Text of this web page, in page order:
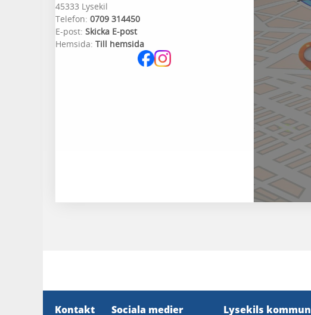
45333 Lysekil
Telefon: 0709 314450
E-post: Skicka E-post
Hemsida: Till hemsida
Kontakt Sociala medier Lysekils kommun